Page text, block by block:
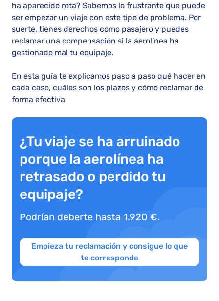
ha aparecido rota? Sabemos lo frustrante que puede
ser empezar un viaje con este tipo de problema. Por
suerte, tienes derechos como pasajero y puedes
reclamar una compensación si la aerolínea ha
gestionado mal tu equipaje.
En esta guía te explicamos paso a paso qué hacer en
cada caso, cuáles son los plazos y cómo reclamar de
forma efectiva.
¿Tu viaje se ha arruinado
porque la aerolínea ha
retrasado o perdido tu
equipaje?
Podrían deberte hasta 1.920 €.
Empieza tu reclamación y consigue lo que
te corresponde